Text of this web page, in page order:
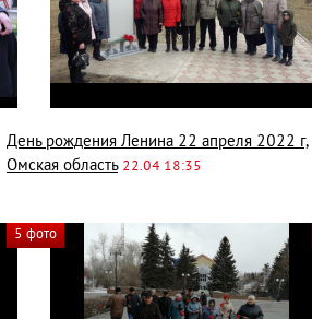
День рождения Ленина 22 апреля 2022 г,
Омская область 22.04 18:35
5 фото